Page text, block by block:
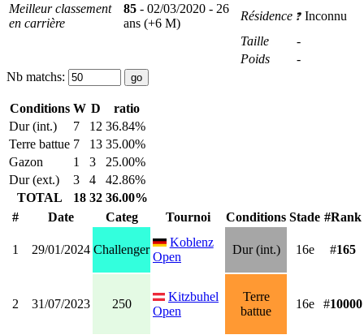
Meilleur classement
en carrière
85 - 02/03/2020 - 26
ans (+6 M)
Résidence
Inconnu
Taille
-
Poids
-
Nb matchs:
Conditions W D
ratio
Dur (int.)
7 12 36.84%
Terre battue 7 13 35.00%
Gazon
1 3
25.00%
Dur (ext.)
3 4
42.86%
TOTAL
18 32 36.00%
#
Date Categ Tournoi Conditions Stade #Rank
1 29/01/2024 Challenger
Koblenz
Open
Dur (int.) 16e #165
2 31/07/2023 250
Kitzbuhel
Open
Terre
battue
16e #10000